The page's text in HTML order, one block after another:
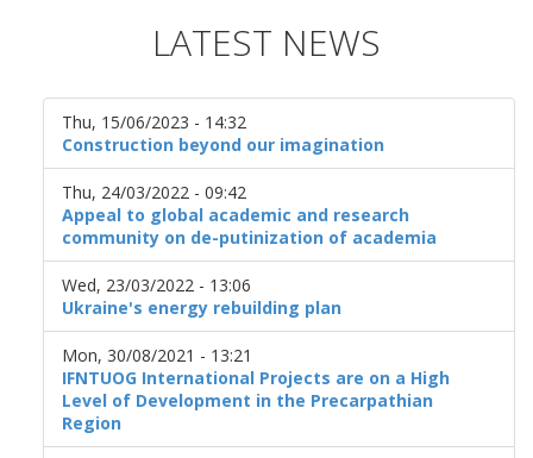
LATEST NEWS
Thu, 15/06/2023 - 14:32
Construction beyond our imagination
Thu, 24/03/2022 - 09:42
Appeal to global academic and research
community on de-putinization of academia
Wed, 23/03/2022 - 13:06
Ukraine's energy rebuilding plan
Mon, 30/08/2021 - 13:21
IFNTUOG International Projects are on a High
Level of Development in the Precarpathian
Region